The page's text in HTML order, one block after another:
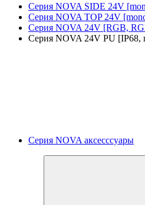
Серия NOVA SIDE 24V
Серия NOVA TOP 24V
Серия NOVA 24V [RGB,
Серия NOVA 24V PU [IP68,
Серия NOVA аксесссуары